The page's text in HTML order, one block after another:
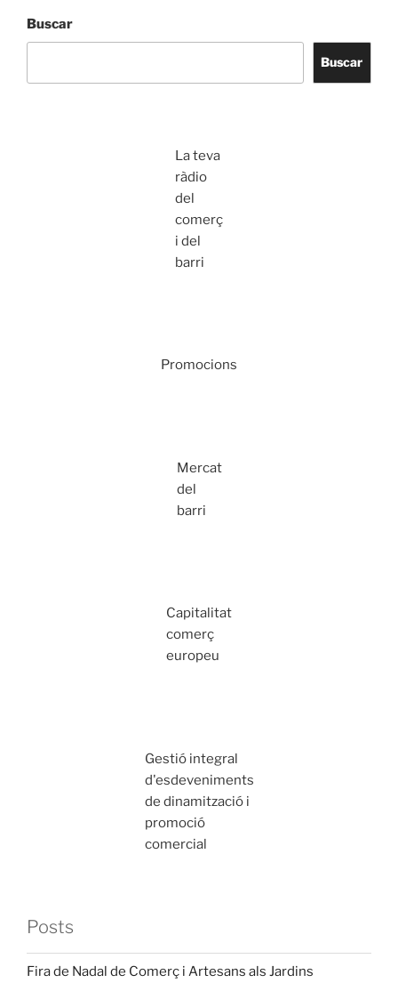
Buscar
Buscar
La teva
ràdio
del
comerç
i del
barri
Promocions
Mercat
del
barri
Capitalitat
comerç
europeu
Gestió integral
d'esdeveniments
de dinamització i
promoció
comercial
Posts
Fira de Nadal de Comerç i Artesans als Jardins